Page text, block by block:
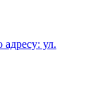
ул.